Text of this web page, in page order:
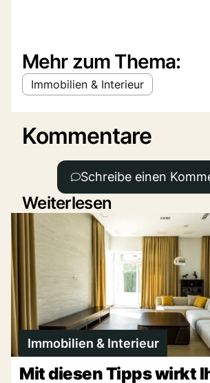
Mehr zum Thema:
Immobilien & Interieur
Kommentare
Schreibe einen
Weiterlesen
Immobilien & Interieur
Mit diesen Tipps wirkt